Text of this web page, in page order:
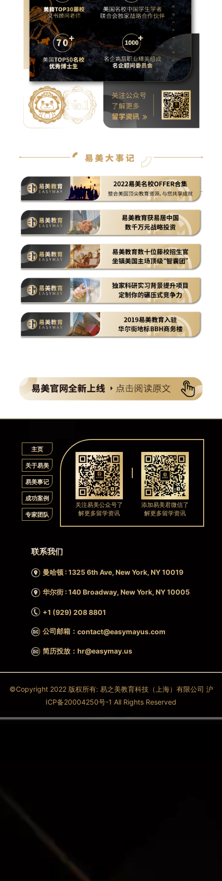
主页
关于易美
易美事记
成功案例
专家团队
联系我们
曼哈顿 : 1325 6th Ave, New York, NY 10019
华尔街 : 140 Broadway, New York, NY 10005
+1 (929) 208 8801
公司邮箱：contact@easymayus.com
简历投放：hr@easymay.us
关注易美公众号了
解更多留学资讯
添加易美君微信了
解更多留学资讯
©Copyright 2022 版权所有: 易之美教育科技（上海）有限公司 沪
ICP备20004250号-1 All Rights Reserved